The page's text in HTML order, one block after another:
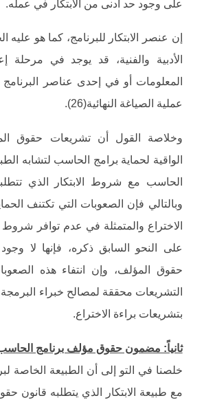
على وجود حد أدنى من الابتكار في عمله.
إن عنصر الابتكار للبرنامج، كما هو
الأدبية والفنية، قد يوجد في مرحلة
المعلومات أو في إحدى عناصر البرنامج
عملية الصياغة النهائية(26).
وخلاصة القول أن تشريعات حقوق
الواقية لحماية برامج الحاسب لتشابه
الحاسب مع شروط الابتكار الذي
وبالتالي فإن الصعوبات التي تكتنف
الاختراع والمتمثلة في عدم توافر شروط
على النحو السابق ذكره، فإنها لا
حقوق المؤلف، وإن انتفاء هذه
التشريعات محققة لمصالح خبراء
بتشريعات براءة الاختراع.
ثانياً: مضمون حقوق مؤلف برنامج
خلصنا في التو إلى أن الطبيعة الخاصة
مع طبيعة الابتكار الذي يتطلبه قانون